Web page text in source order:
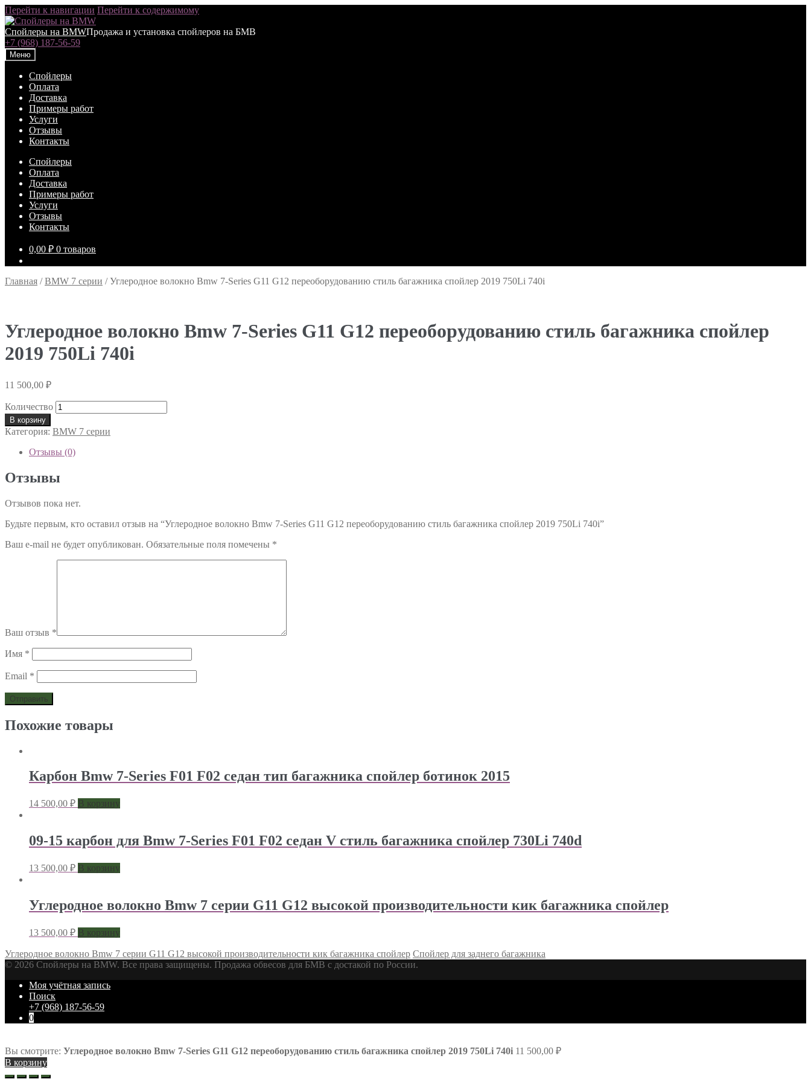
Перейти к навигации Перейти к содержимому
Спойлеры на BMWПродажа и установка спойлеров на БМВ
+7 (968) 187-56-59
Меню
Спойлеры
Оплата
Доставка
Примеры работ
Услуги
Отзывы
Контакты
Спойлеры
Оплата
Доставка
Примеры работ
Услуги
Отзывы
Контакты
0,00 ₽ 0 товаров
Главная /BMW 7 серии /Углеродное волокно Bmw 7-Series G11 G12 переоборудованию стиль багажника спойлер 2019 750Li 740i
Углеродное волокно Bmw 7-Series G11 G12 переоборудованию стиль багажника спойлер
2019 750Li 740i
11 500,00 ₽
Количество
В корзину
Категория: BMW 7 серии
Отзывы (0)
Отзывы
Отзывов пока нет.
Будьте первым, кто оставил отзыв на “Углеродное волокно Bmw 7-Series G11 G12 переоборудованию стиль багажника спойлер 2019 750Li 740i”
Ваш e-mail не будет опубликован. Обязательные поля помечены *
Ваш отзыв *
Имя *
Email *
Похожие товары
Карбон Bmw 7-Series F01 F02 седан тип багажника спойлер ботинок 2015
14 500,00 ₽ В корзину
09-15 карбон для Bmw 7-Series F01 F02 седан V стиль багажника спойлер 730Li 740d
13 500,00 ₽ В корзину
Углеродное волокно Bmw 7 серии G11 G12 высокой производительности кик багажника спойлер
13 500,00 ₽ В корзину
Углеродное волокно Bmw 7 серии G11 G12 высокой производительности кик багажника спойлер Спойлер для заднего багажника
© 2026 Спойлеры на BMW. Все права защищены. Продажа обвесов для БМВ с достакой по России.
Моя учётная запись
Поиск
+7 (968) 187-56-59
0
Вы смотрите: Углеродное волокно Bmw 7-Series G11 G12 переоборудованию стиль багажника спойлер 2019 750Li 740i 11 500,00 ₽
В корзину